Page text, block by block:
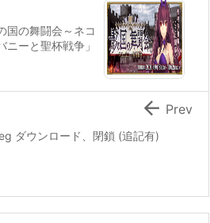
国の舞闘会～ネコ
ニーと聖杯戦争」
ダウンロード、閉鎖 (追記有)
 Prev